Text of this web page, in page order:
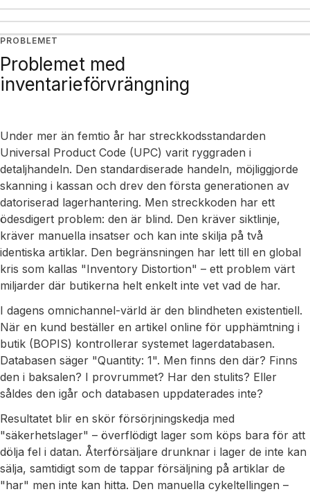
Sikt över detaljhandelslager
Vår metod
Vad du får
Fallstudie
PROBLEMET
Problemet med
inventarieförvrängning
Under mer än femtio år har streckkodsstandarden
Universal Product Code (UPC) varit ryggraden i
detaljhandeln. Den standardiserade handeln, möjliggjorde
skanning i kassan och drev den första generationen av
datoriserad lagerhantering. Men streckkoden har ett
ödesdigert problem: den är blind. Den kräver siktlinje,
kräver manuella insatser och kan inte skilja på två
identiska artiklar. Den begränsningen har lett till en global
kris som kallas "Inventory Distortion" – ett problem värt
miljarder där butikerna helt enkelt inte vet vad de har.
I dagens omnichannel-värld är den blindheten existentiell.
När en kund beställer en artikel online för upphämtning i
butik (BOPIS) kontrollerar systemet lagerdatabasen.
Databasen säger "Quantity: 1". Men finns den där? Finns
den i baksalen? I provrummet? Har den stulits? Eller
såldes den igår och databasen uppdaterades inte?
Resultatet blir en skör försörjningskedja med
"säkerhetslager" – överflödigt lager som köps bara för att
dölja fel i datan. Återförsäljare drunknar i lager de inte kan
sälja, samtidigt som de tappar försäljning på artiklar de
"har" men inte kan hitta. Den manuella cykeltellingen –